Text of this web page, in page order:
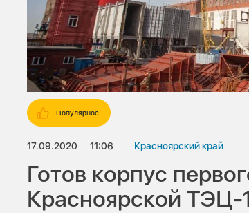
Популярное
17.09.2020 11:06 Красноярский край
Готов корпус
Красноярской ТЭЦ-1